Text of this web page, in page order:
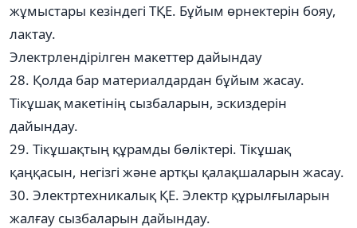
жұмыстары кезіндегі ТҚЕ. Бұйым өрнектерін бояу,
лактау.
Электрлендірілген макеттер дайындау
28. Қолда бар материалдардан бұйым жасау.
Тікұшақ макетінің сызбаларын, эскиздерін
дайындау.
29. Тікұшақтың құрамды бөліктері. Тікұшақ
қаңқасын, негізгі және артқы қалақшаларын жасау.
30. Электртехникалық ҚЕ. Электр құрылғыларын
жалғау сызбаларын дайындау.